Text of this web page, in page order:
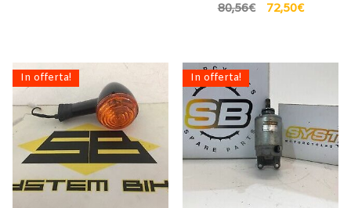
80,56€ 72,50€
In offerta! In offerta!